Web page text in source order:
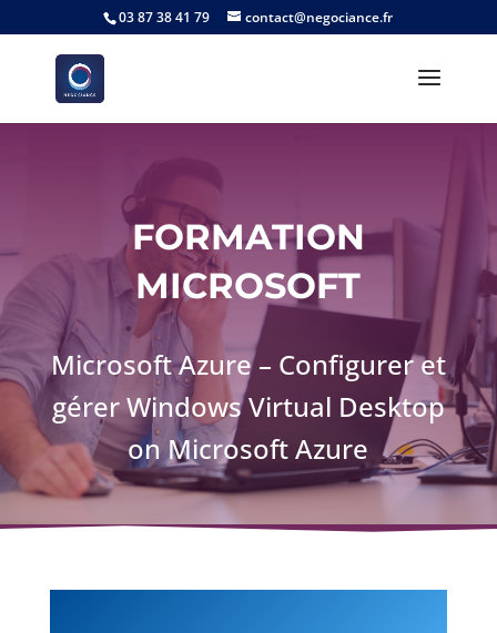
03 87 38 41 79 contact@negociance.fr
FORMATION
MICROSOFT
Microsoft Azure – Configurer et
gérer Windows Virtual Desktop
on Microsoft Azure